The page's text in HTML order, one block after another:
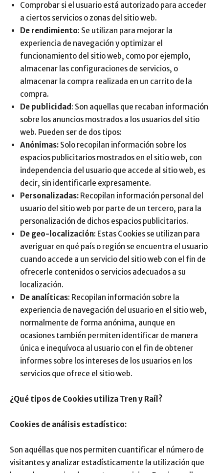
Comprobar si el usuario está autorizado para acceder
a ciertos servicios o zonas del sitio web.
De rendimiento: Se utilizan para mejorar la
experiencia de navegación y optimizar el
funcionamiento del sitio web, como por ejemplo,
almacenar las configuraciones de servicios, o
almacenar la compra realizada en un carrito de la
compra.
De publicidad : Son aquellas que recaban información
sobre los anuncios mostrados a los usuarios del sitio
web. Pueden ser de dos tipos:
Anónimas: Solo recopilan información sobre los
espacios publicitarios mostrados en el sitio web, con
independencia del usuario que accede al sitio web, es
decir, sin identificarle expresamente.
Personalizadas: Recopilan información personal del
usuario del sitio web por parte de un tercero, para la
personalización de dichos espacios publicitarios.
De geo-localización: Estas Cookies se utilizan para
averiguar en qué país o región se encuentra el usuario
cuando accede a un servicio del sitio web con el fin de
ofrecerle contenidos o servicios adecuados a su
localización.
De analíticas: Recopilan información sobre la
experiencia de navegación del usuario en el sitio web,
normalmente de forma anónima, aunque en
ocasiones también permiten identificar de manera
única e inequívoca al usuario con el fin de obtener
informes sobre los intereses de los usuarios en los
servicios que ofrece el sitio web.
¿Qué tipos de Cookies utiliza Tren y Raíl?
Cookies de análisis estadístico:
Son aquéllas que nos permiten cuantificar el número de
visitantes y analizar estadísticamente la utilización que